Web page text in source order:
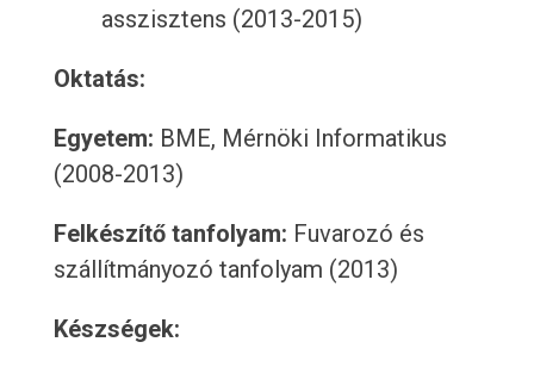
asszisztens (2013-2015)
Oktatás:
Egyetem: BME, Mérnöki Informatikus
(2008-2013)
Felkészítő tanfolyam: Fuvarozó és
szállítmányozó tanfolyam (2013)
Készségek: